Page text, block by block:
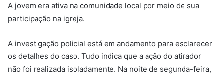
A jovem era ativa na comunidade local por meio de sua
participação na igreja.
A investigação policial está em andamento para esclarecer
os detalhes do caso. Tudo indica que a ação do atirador
não foi realizada isoladamente. Na noite de segunda-feira,